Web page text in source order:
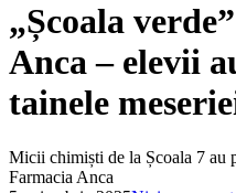
„Școala
Anca – elevii
tainele
Micii chimiști de la Școala 7 au
Farmacia Anca